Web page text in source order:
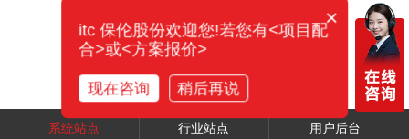
系统站点 行业站点 用户后台
×
itc 保伦股份欢迎您!若您有<项目配
合>或<方案报价>
现在咨询 稍后再说